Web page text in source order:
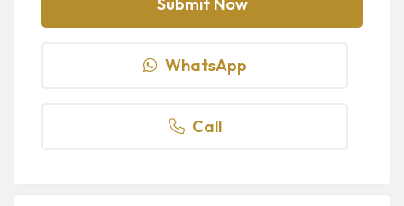
WhatsApp
Call